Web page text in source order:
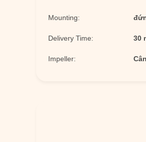
Mounting:
Delivery Time: 30
Impeller: